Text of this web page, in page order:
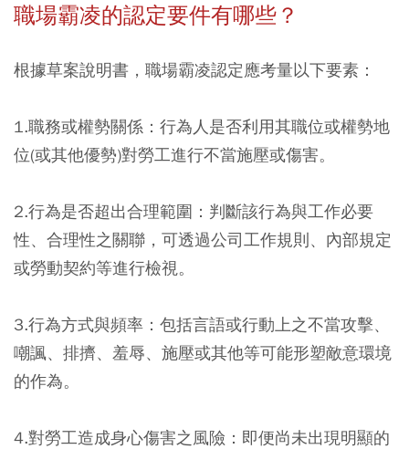
職場霸凌的認定要件有哪些？
根據草案說明書，職場霸凌認定應考量以下要素：
1.職務或權勢關係： 行為人是否利用其職位或權勢地
位(或其他優勢)對勞工進行不當施壓或傷害。
2.行為是否超出合理範圍： 判斷該行為與工作必要
性、合理性之關聯，可透過公司工作規則、內部規定
或勞動契約等進行檢視。
3.行為方式與頻率： 包括言語或行動上之不當攻擊、
嘲諷、排擠、羞辱、施壓或其他等可能形塑敵意環境
的作為。
4.對勞工造成身心傷害之風險： 即便尚未出現明顯的